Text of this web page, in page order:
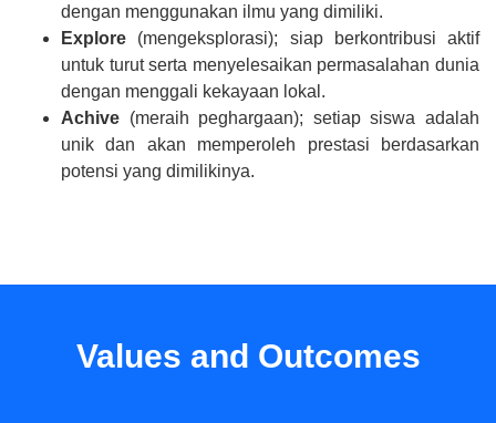
dengan menggunakan ilmu yang dimiliki.
Explore (mengeksplorasi); siap berkontribusi aktif
untuk turut serta menyelesaikan permasalahan dunia
dengan menggali kekayaan lokal.
Achive (meraih peghargaan); setiap siswa adalah
unik dan akan memperoleh prestasi berdasarkan
potensi yang dimilikinya.
Values and Outcomes